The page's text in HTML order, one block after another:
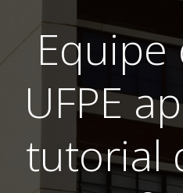
Equipe
UFPE
tutorial